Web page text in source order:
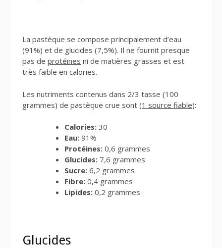
La pastèque se compose principalement d’eau
(91%) et de glucides (7,5%). Il ne fournit presque
pas de protéines ni de matières grasses et est
très faible en calories.
Les nutriments contenus dans 2/3 tasse (100
grammes) de pastèque crue sont (1 source fiable):
Calories: 30
Eau: 91%
Protéines: 0,6 grammes
Glucides: 7,6 grammes
Sucre: 6,2 grammes
Fibre: 0,4 grammes
Lipides: 0,2 grammes
Glucides